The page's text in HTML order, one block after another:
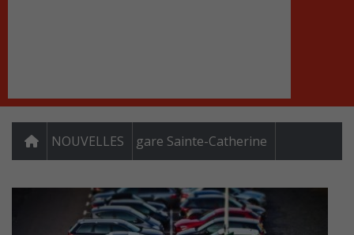
NOUVELLES gare Sainte-Catherine